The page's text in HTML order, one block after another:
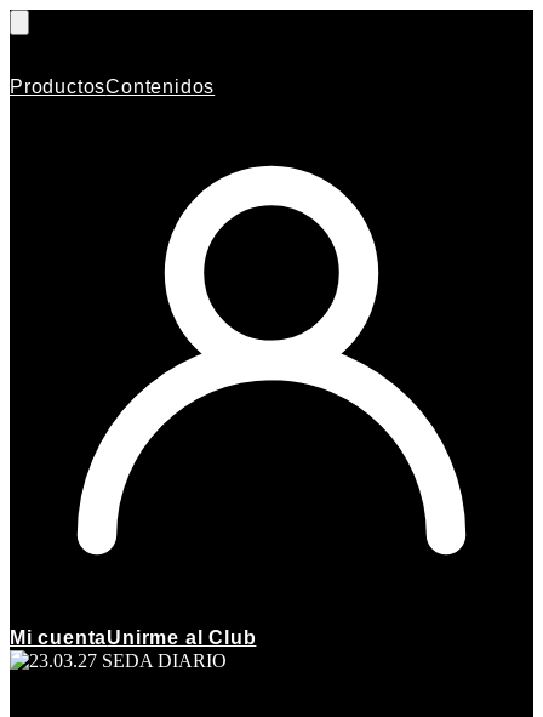
ProductosContenidos
Mi cuentaUnirme al Club